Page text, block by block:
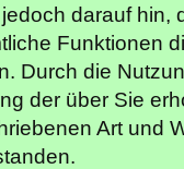
darauf hin,
Funktionen
Durch die
der über Sie
Art und